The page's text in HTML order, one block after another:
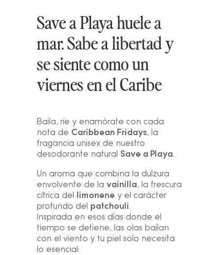
Save a Playa huele a
mar. Sabe a libertad y
se siente como un
viernes en el Caribe
Baila, ríe y enamórate con cada
nota de Caribbean Fridays, la
fragancia unisex de nuestro
desodorante natural Save a Playa.
Un aroma que combina la dulzura
envolvente de la vainilla, la frescura
cítrica del limonene y el carácter
profundo del patchouli.
Inspirada en esos días donde el
tiempo se detiene, las olas bailan
con el viento y tu piel solo necesita
lo esencial: